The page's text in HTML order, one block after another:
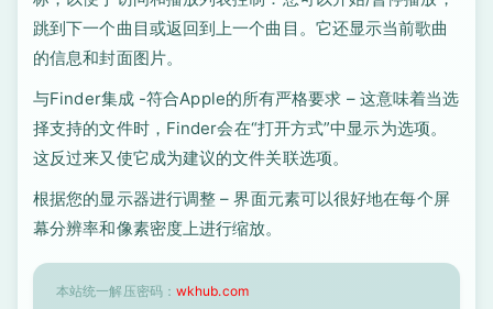
跳到下一个曲目或返回到上一个曲目。它还显示当前歌曲
的信息和封面图片。
与Finder集成 -符合Apple的所有严格要求 – 这意味着当选
择支持的文件时，Finder会在“打开方式”中显示为选项。
这反过来又使它成为建议的文件关联选项。
根据您的显示器进行调整 – 界面元素可以很好地在每个屏
幕分辨率和像素密度上进行缩放。
本站统一解压密码： wkhub.com